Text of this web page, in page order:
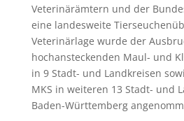
Veterinärämtern und der
eine landesweite
Veterinärlage wurde der
hochansteckenden Maul- und
in 9 Stadt- und Landkreisen
MKS in weiteren 13 Stadt- und
Baden-Württemberg